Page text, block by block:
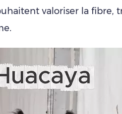
valoriser la fibre,